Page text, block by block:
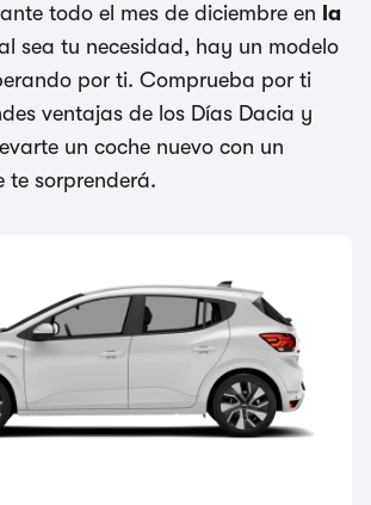
todo el mes de diciembre en la
sea tu necesidad, hay un modelo
por ti. Comprueba por ti
ventajas de los Días Dacia y
un coche nuevo con un
te sorprenderá.